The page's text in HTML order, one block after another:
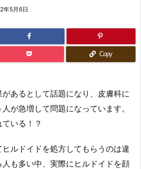
年5月6日
Copy
あるとして話題になり、皮膚科に
が急増して問題になっています。
いる！？
ルドイドを処方してもらうのは違
も多い中、実際にヒルドイドを顔